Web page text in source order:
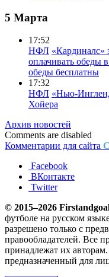
5 Марта
17:52
НФЛ «Кардиналс»
оплачивать обеды
обеды бесплатны
17:32
НФЛ «Нью-
Хойера
Архив новостей
Comments are disabled
Комментарии для сайта
Facebook
ВКонтакте
Twitter
© 2015–2026
футболе на русском
разрешено только с
правообладателей. Все
принадлежат их
предназначенный для